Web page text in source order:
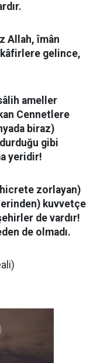
Allah, îmân
kâfirlere gelince,
ameller
Cennetlere
biraz)
gibi
yeridir!
zorlayan)
kuvvetçe
de vardır!
de olmadı.